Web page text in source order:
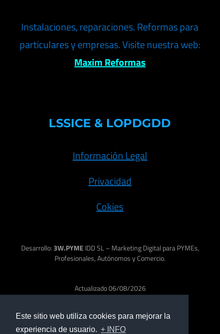
Este sitio web utiliza cookies para mejorar la
experiencia de usuario. + INFO
Instalaciones, reparaciones. Reformas para
particulares y empresas. Visite nuestra web:
Maxim Reformas
LSSICE & LOPDGDD
Información Legal
Privacidad
Cokies
Desarrollo: 3W.PYMEIDD SL – Marketing Digital para PYMEs,
Profesionales, Autónomos y Comercio.
Actualizado 06/08/2026